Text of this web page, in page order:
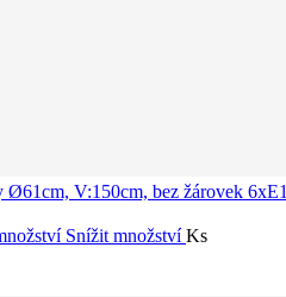
V:150cm, bez žárovek
Snížit množstvíKs